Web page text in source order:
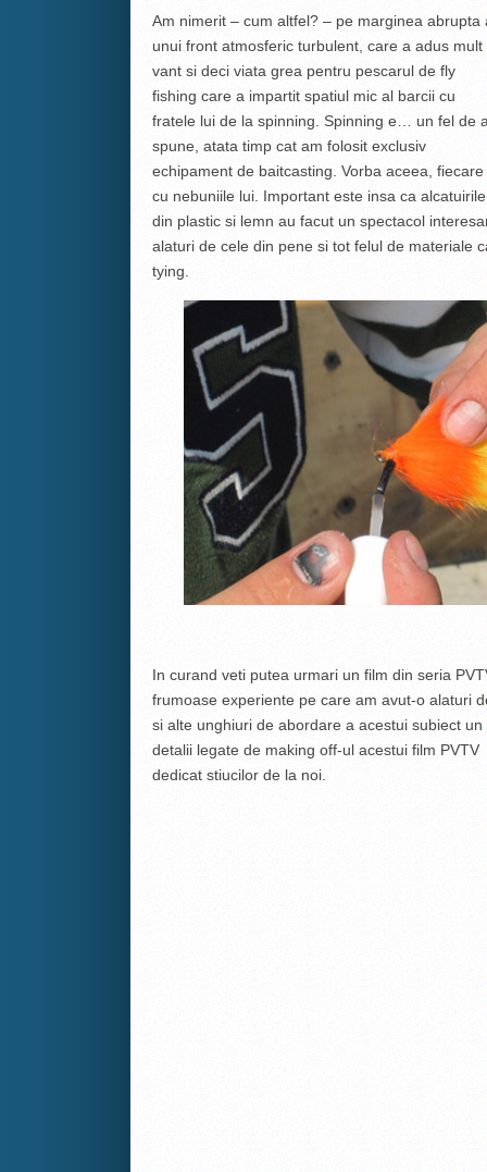
Am nimerit – cum altfel? – pe marginea abrupta
unui front atmosferic turbulent, care a adus mult
vant si deci viata grea pentru pescarul de fly
fishing care a impartit spatiul mic al barcii cu
fratele lui de la spinning. Spinning e… un fel de
spune, atata timp cat am folosit exclusiv
echipament de baitcasting. Vorba aceea, fiecare
cu nebuniile lui. Important este insa ca alcatuirile
din plastic si lemn au facut un spectacol
alaturi de cele din pene si tot felul de materiale
tying.
In curand veti putea urmari un film din seria
frumoase experiente pe care am avut-o alaturi
si alte unghiuri de abordare a acestui subiect
detalii legate de making off-ul acestui film
dedicat stiucilor de la noi.